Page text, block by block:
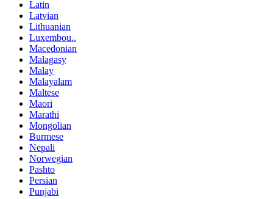
Latin
Latvian
Lithuanian
Luxembou..
Macedonian
Malagasy
Malay
Malayalam
Maltese
Maori
Marathi
Mongolian
Burmese
Nepali
Norwegian
Pashto
Persian
Punjabi